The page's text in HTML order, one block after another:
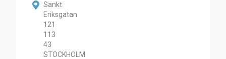
Sankt
Eriksgatan
121
113
43
STOCKHOLM